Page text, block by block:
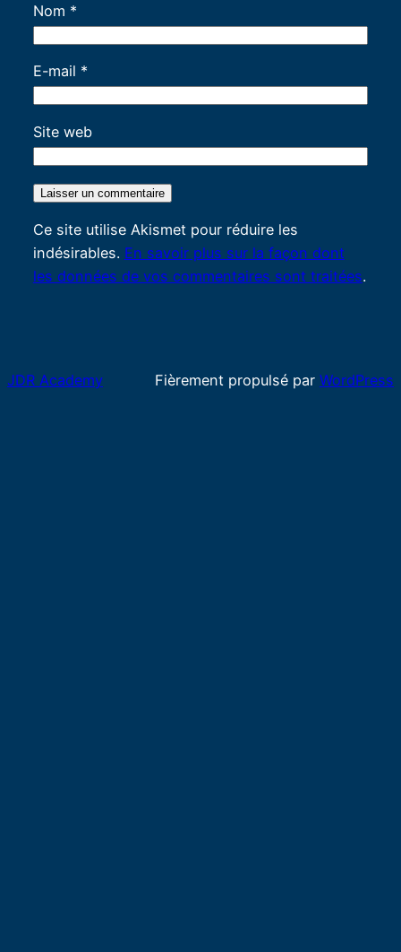
Nom *
E-mail *
Site web
Ce site utilise Akismet pour réduire les
indésirables. En savoir plus sur la façon dont
les données de vos commentaires sont traitées.
JDR Academy Fièrement propulsé par WordPress